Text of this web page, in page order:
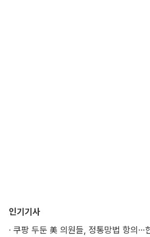
인기기사
·